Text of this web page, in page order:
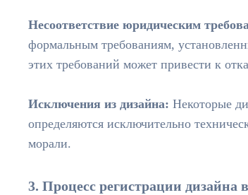
Несоответствие юридическим
формальным требованиям,
этих требований может привести к
Исключения из дизайна: Некоторые
определяются исключительно
морали.
3. Процесс регистрации дизайна